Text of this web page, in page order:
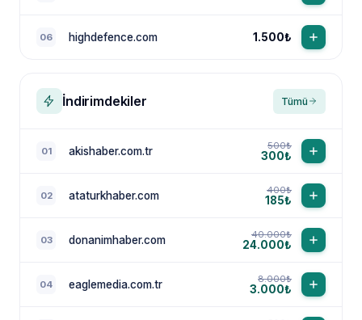
06 highdefence.com 1.500₺
İndirimdekiler Tümü
01 akishaber.com.tr 500₺
300₺
02 ataturkhaber.com 400₺
185₺
03 donanimhaber.com 40.000₺
24.000₺
04 eaglemedia.com.tr 8.000₺
3.000₺